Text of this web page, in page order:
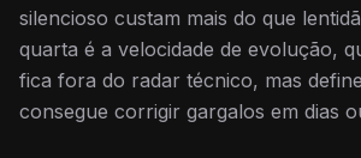
silencioso custam mais do que
quarta é a velocidade de evolução,
fica fora do radar técnico, mas
consegue corrigir gargalos em dias